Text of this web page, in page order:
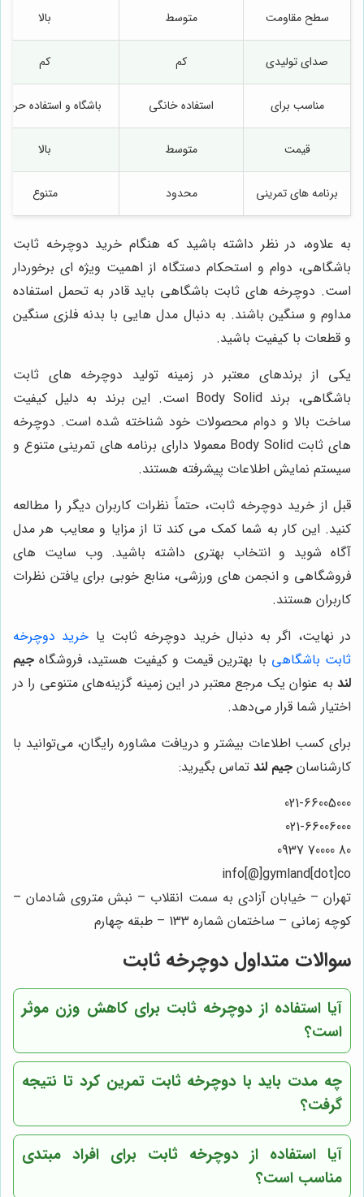
سطح مقاومت متوسط بالا
صدای تولیدی کم کم
مناسب برای استفاده خانگی باشگاه و استفاده
قیمت متوسط بالا
برنامه های تمرینی محدود متنوع
به علاوه، در نظر داشته باشید که هنگام خرید دوچرخه ثابت
باشگاهی، دوام و استحکام دستگاه از اهمیت ویژه ای برخوردار
است. دوچرخه های ثابت باشگاهی باید قادر به تحمل استفاده
مداوم و سنگین باشند. به دنبال مدل هایی با بدنه فلزی سنگین
و قطعات با کیفیت باشید.
یکی از برندهای معتبر در زمینه تولید دوچرخه های ثابت
باشگاهی، برند Body Solid است. این برند به دلیل کیفیت
ساخت بالا و دوام محصولات خود شناخته شده است. دوچرخه
های ثابت Body Solid معمولا دارای برنامه های تمرینی متنوع و
سیستم نمایش اطلاعات پیشرفته هستند.
قبل از خرید دوچرخه ثابت، حتماً نظرات کاربران دیگر را مطالعه
کنید. این کار به شما کمک می کند تا از مزایا و معایب هر مدل
آگاه شوید و انتخاب بهتری داشته باشید. وب سایت های
فروشگاهی و انجمن های ورزشی، منابع خوبی برای یافتن نظرات
کاربران هستند.
در نهایت، اگر به دنبال خرید دوچرخه ثابت یا خرید دوچرخه
ثابت باشگاهی با بهترین قیمت و کیفیت هستید، فروشگاه جیم
لند به عنوان یک مرجع معتبر در این زمینه گزینه‌های متنوعی را در
اختیار شما قرار می‌دهد.
برای کسب اطلاعات بیشتر و دریافت مشاوره رایگان، می‌توانید با
کارشناسان جیم لند تماس بگیرید:
021-66005000
021-66006000
80 70000 0937
info[@]gymland[dot]co
تهران – خیابان آزادی به سمت انقلاب – نبش متروی شادمان –
کوچه زمانی – ساختمان شماره 133 – طبقه چهارم
سوالات متداول دوچرخه ثابت
آیا استفاده از دوچرخه ثابت برای کاهش وزن موثر
است؟
چه مدت باید با دوچرخه ثابت تمرین کرد تا نتیجه
گرفت؟
آیا استفاده از دوچرخه ثابت برای افراد مبتدی
مناسب است؟